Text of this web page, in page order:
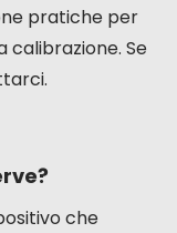
pratiche per
calibrazione. Se
che